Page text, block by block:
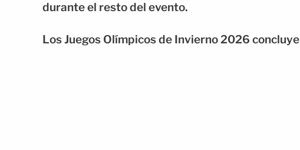
durante el resto del evento.
Los Juegos Olímpicos de Invierno 2026